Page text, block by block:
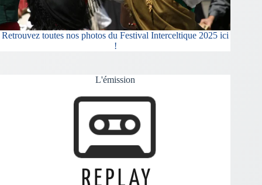
Retrouvez toutes nos photos du Festival Interceltique 2025 ici
!
L'émission